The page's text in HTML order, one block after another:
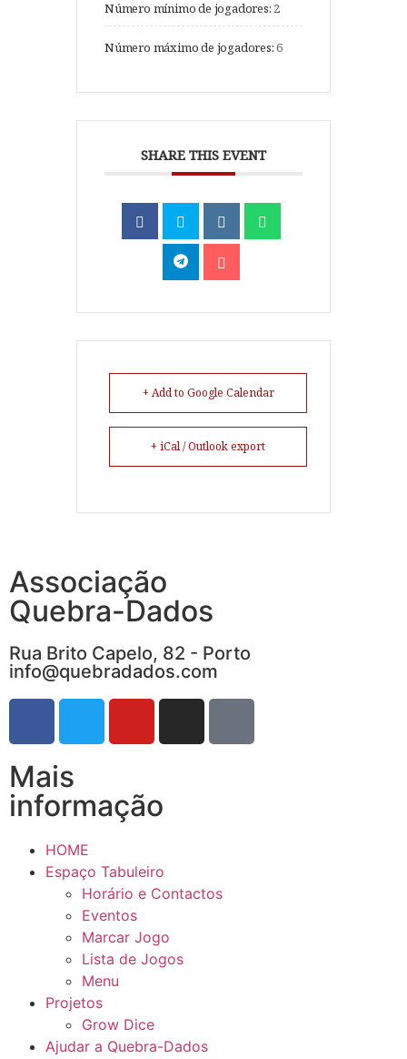
Número mínimo de jogadores: 2
Número máximo de jogadores:6
SHARE THIS EVENT
+ Add to Google Calendar
+ iCal / Outlook export
Associação
Quebra-Dados
Rua Brito Capelo, 82 - Porto
info@quebradados.com
Mais
informação
HOME
Espaço Tabuleiro
Horário e Contactos
Eventos
Marcar Jogo
Lista de Jogos
Menu
Projetos
Grow Dice
Ajudar a Quebra-Dados